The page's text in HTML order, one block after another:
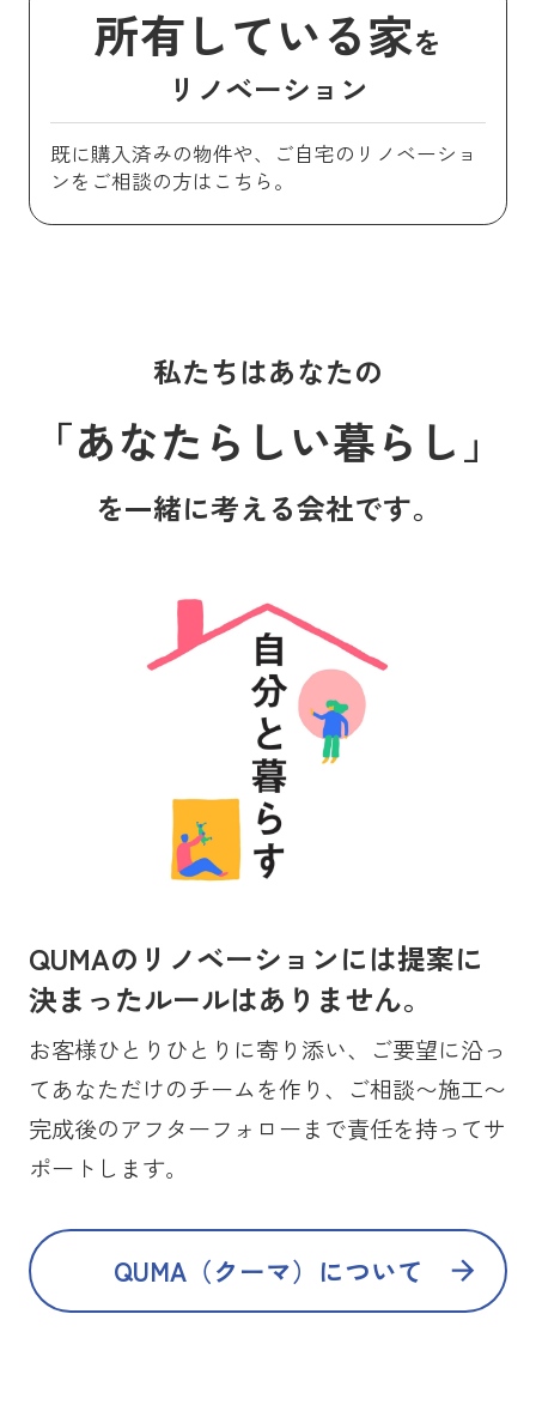
所有している家を
リノベーション
既に購入済みの物件や、ご自宅のリノベーショ
ンをご相談の方はこちら。
私たちはあなたの
「あなたらしい暮らし」
を一緒に考える会社です。
QUMAのリノベーションには提案に
決まったルールはありません。
お客様ひとりひとりに寄り添い、ご要望に沿っ
てあなただけのチームを作り、ご相談〜施工〜
完成後のアフターフォローまで責任を持ってサ
ポートします。
QUMA（クーマ）について